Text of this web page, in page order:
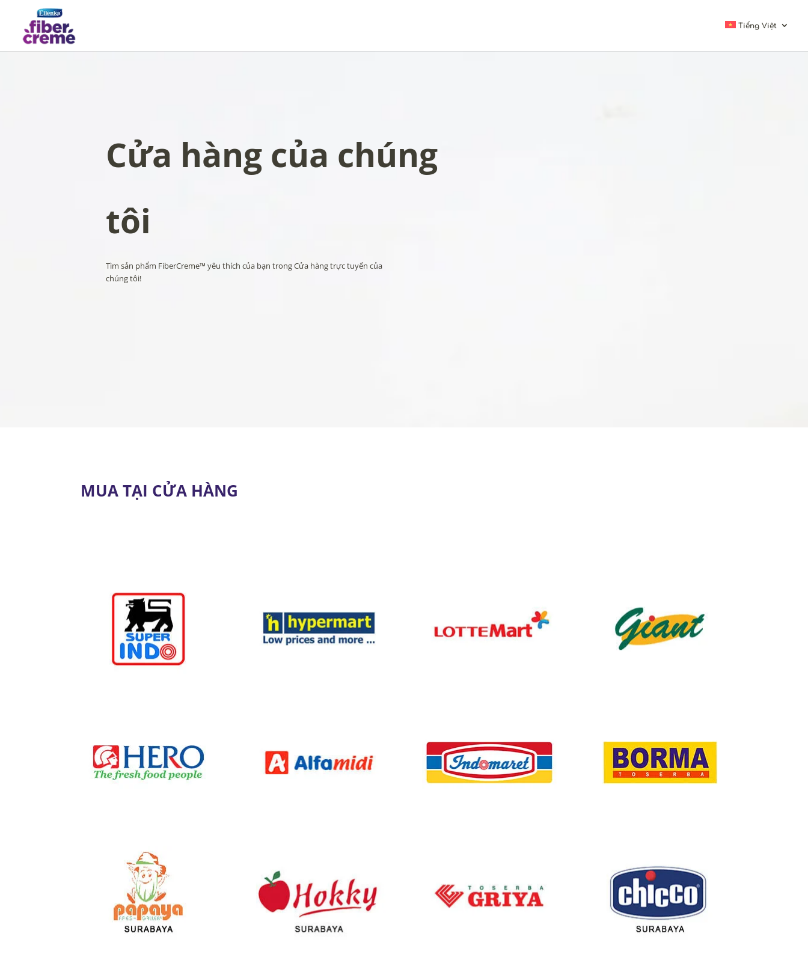
Tiếng Việt
Cửa hàng của chúng
tôi
Tìm sản phẩm FiberCreme™ yêu thích của bạn trong Cửa hàng trực tuyến của
chúng tôi!
MUA TẠI CỬA HÀNG